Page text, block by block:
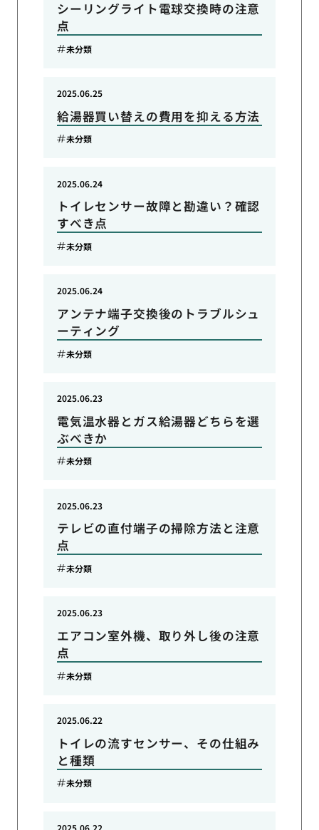
シーリングライト電球交換時の注意
点
未分類
給湯器買い替えの費用を抑える方法
2025.06.25
未分類
トイレセンサー故障と勘違い？確認
すべき点
2025.06.24
未分類
アンテナ端子交換後のトラブルシュ
ーティング
2025.06.24
未分類
電気温水器とガス給湯器どちらを選
ぶべきか
2025.06.23
未分類
テレビの直付端子の掃除方法と注意
点
2025.06.23
未分類
エアコン室外機、取り外し後の注意
点
2025.06.23
未分類
トイレの流すセンサー、その仕組み
と種類
2025.06.22
未分類
2025.06.22